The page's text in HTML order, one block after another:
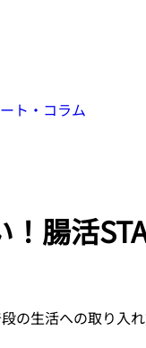
ト・コラム
腸活
生活への取り入